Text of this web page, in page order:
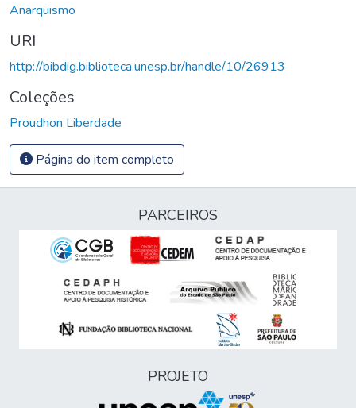
Anarquismo
URI
http://bibdig.biblioteca.unesp.br/handle/10/26913
Coleções
Proudhon Liberdade
Página do item completo
PARCEIROS
PROJETO